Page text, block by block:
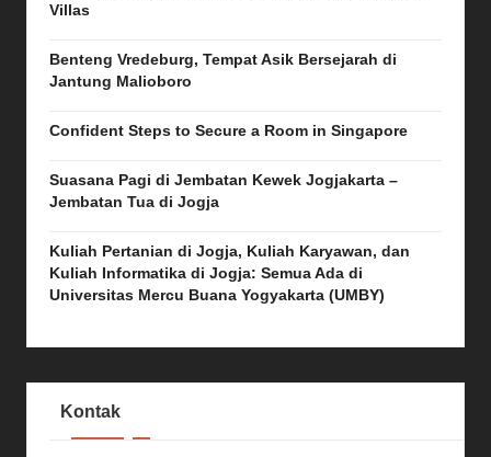
Villas
Benteng Vredeburg, Tempat Asik Bersejarah di
Jantung Malioboro
Confident Steps to Secure a Room in Singapore
Suasana Pagi di Jembatan Kewek Jogjakarta –
Jembatan Tua di Jogja
Kuliah Pertanian di Jogja, Kuliah Karyawan, dan
Kuliah Informatika di Jogja: Semua Ada di
Universitas Mercu Buana Yogyakarta (UMBY)
Kontak